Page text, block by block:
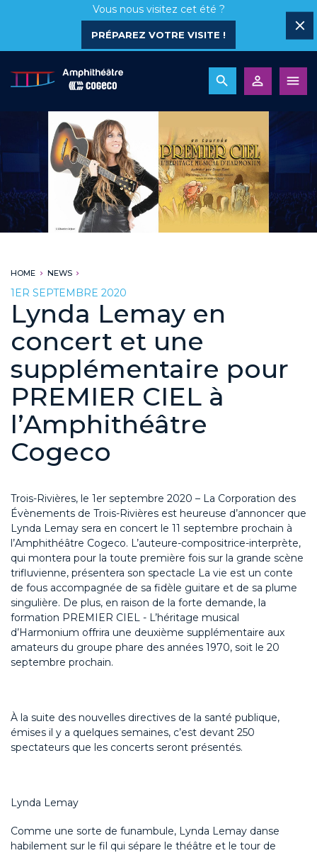
Vous nous visitez cet été ?
PRÉPAREZ VOTRE VISITE !
HOME NEWS
1ER SEPTEMBRE 2020
Lynda Lemay en
concert et une
supplémentaire pour
PREMIER CIEL à
l’Amphithéâtre
Cogeco
Trois-Rivières, le 1er septembre 2020 – La Corporation des
Évènements de Trois-Rivières est heureuse d’annoncer que
Lynda Lemay sera en concert le 11 septembre prochain à
l’Amphithéâtre Cogeco. L’auteure-compositrice-interprète,
qui montera pour la toute première fois sur la grande scène
trifluvienne, présentera son spectacle La vie est un conte
de fous accompagnée de sa fidèle guitare et de sa plume
singulière. De plus, en raison de la forte demande, la
formation PREMIER CIEL - L’héritage musical
d’Harmonium offrira une deuxième supplémentaire aux
amateurs du groupe phare des années 1970, soit le 20
septembre prochain.
À la suite des nouvelles directives de la santé publique,
émises il y a quelques semaines, c’est devant 250
spectateurs que les concerts seront présentés.
Lynda Lemay
Comme une sorte de funambule, Lynda Lemay danse
habilement sur le fil qui sépare le théâtre et le tour de